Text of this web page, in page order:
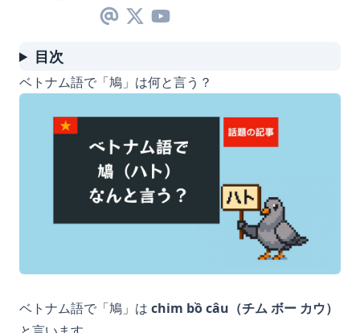
目次
ベトナム語で「鳩」は何と言う？
ベトナム語で「鳩」は chim bồ câu（チム ボー カウ）